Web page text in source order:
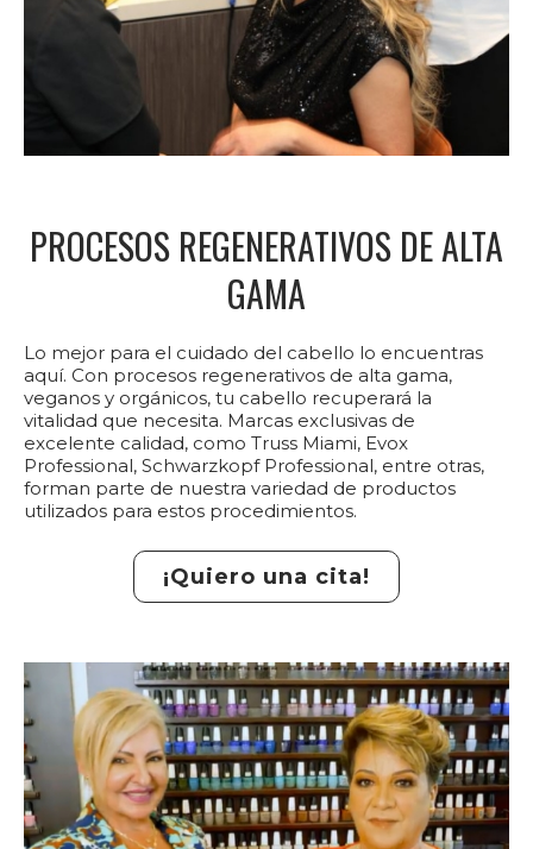
PROCESOS REGENERATIVOS DE ALTA
GAMA
Lo mejor para el cuidado del cabello lo encuentras
aquí. Con procesos regenerativos de alta gama,
veganos y orgánicos, tu cabello recuperará la
vitalidad que necesita. Marcas exclusivas de
excelente calidad, como Truss Miami, Evox
Professional, Schwarzkopf Professional, entre otras,
forman parte de nuestra variedad de productos
utilizados para estos procedimientos.
¡Quiero una cita!